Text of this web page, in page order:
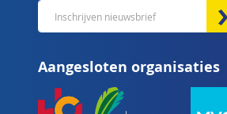
Abonneer
u
onze
nieuwsbrief
Aangesloten organisaties